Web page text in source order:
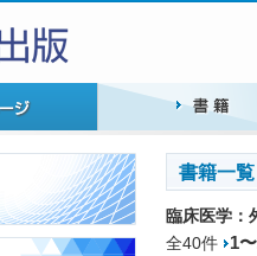
書籍一覧
臨床医学：
全40件
1